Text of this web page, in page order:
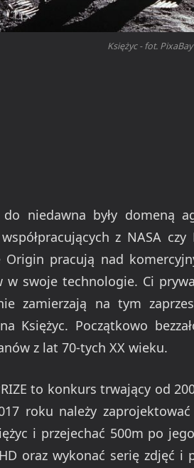
Księżyc - fot. PixaBay
niedawna były domeną
z NASA
Origin pracują nad
w swoje technologie. Ci
zamierzają na tym
Księżyc. Początkowo
z lat 70-tych XX wieku.
to konkurs trwający od
roku należy
i przejechać 500m po
oraz wykonać serię zdjęć i